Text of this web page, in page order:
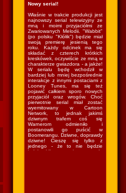
Nowy serial!
Właśnie w trakcie produkcji jest
najnowszy serial telewizyjny ze
mną i moimi przyjaciółmi ze
Zwariowanych Melodii. "Wabbit"
(po polsku "Kłółik") będzie miał
swoją premierę jesienią tego
roku. Każdy odcinek ma się
składać z czterech krótkich
kreskówek, oczywiście ze mną w
charakterze gwiazdora - a jakże!
W serialu będę wchodził w
bardziej lub mniej bezpośrednie
interakcje z innymi postaciami z
Looney Tunes, ma się też
pojawić całkiem sporo nowych
przyjaciół oraz wrogów. Choć
pierwotnie serial miał zostać
wyemitowany w Cartoon
Network, to jednak jakimś
dziwnym trafem coś się
Warnerom odmieniło i
postanowili go puścić w
Boomerangu. Dziwne, doprawdy
dziwne! Cieszę się tylko z
jednego - że to nie będzie
kolejny idiotyczny sitcom w stylu